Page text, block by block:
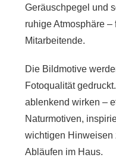
Geräuschpegel und
ruhige Atmosphäre –
Mitarbeitende.
Die Bildmotive
Fotoqualität
ablenkend wirken –
Naturmotiven,
wichtigen Hinweisen
Abläufen im Haus.